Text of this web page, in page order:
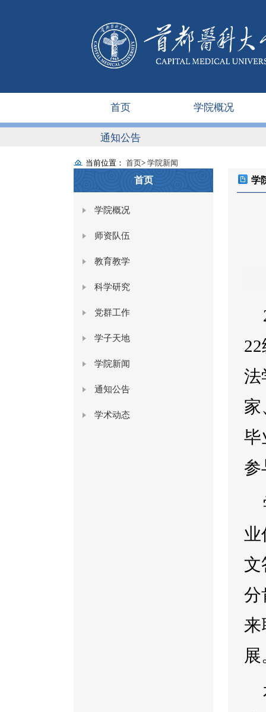
首页 学院概况
通知公告
当前位置： 首页> 学院新闻
首页
学院概况
师资队伍
教育教学
科学研究
党群工作
学子天地
学院新闻
通知公告
学术动态
学
法
家
毕
参
业
文
分
展